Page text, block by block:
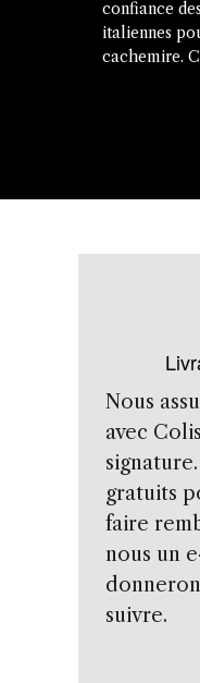
confiance
italiennes
cachemire.
Nous
avec
gratuits
faire
nous un
suivre.